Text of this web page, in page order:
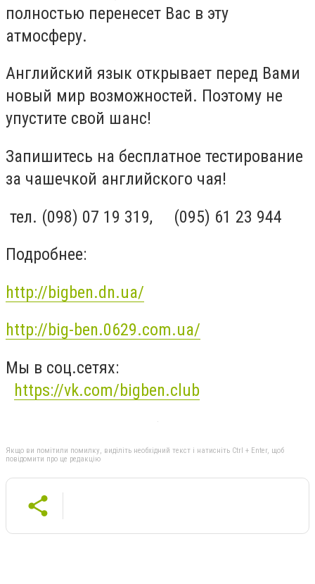
полностью перенесет Вас в эту
атмосферу.
Английский язык открывает перед Вами
новый мир возможностей. Поэтому не
упустите свой шанс!
Запишитесь на бесплатное тестирование
за чашечкой английского чая!
тел. (098) 07 19 319, (095) 61 23 944
Подробнее:
http://bigben.dn.ua/
http://big-ben.0629.com.ua/
Мы в соц.сетях:
https://vk.com/bigben.club
Якщо ви помітили помилку, виділіть необхідний текст і натисніть Ctrl + Enter, щоб
повідомити про це редакцію